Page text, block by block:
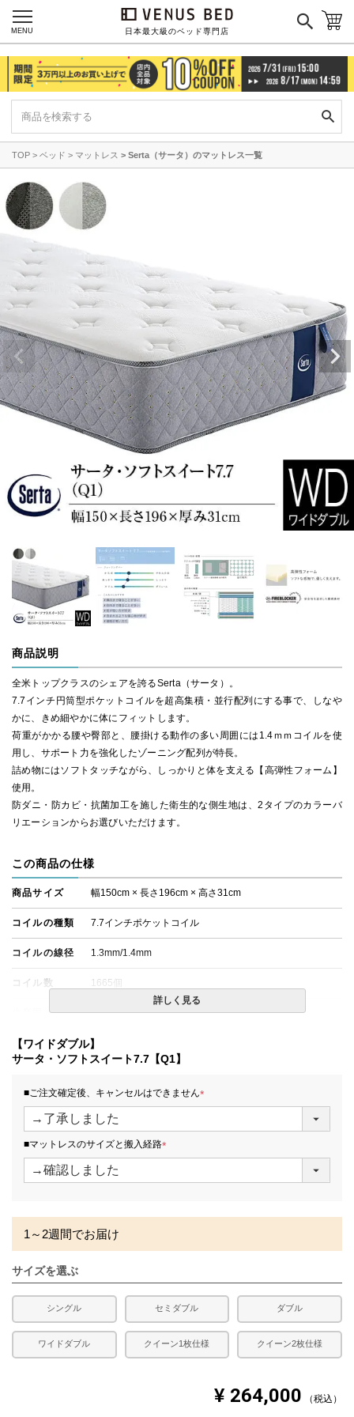
日本最大級のベッド専門店
MENU
TOP ベッド マットレス Serta（サータ）のマットレス一覧
商品説明
全米トップクラスのシェアを誇るSerta（サータ）。
7.7インチ円筒型ポケットコイルを超高集積・並行配列にする事で、しなや
かに、きめ細やかに体にフィットします。
荷重がかかる腰や臀部と、腰掛ける動作の多い周囲には1.4ｍｍコイルを使
用し、サポート力を強化したゾーニング配列が特長。
詰め物にはソフトタッチながら、しっかりと体を支える【高弾性フォーム】
使用。
防ダニ・防カビ・抗菌加工を施した衛生的な側生地は、2タイプのカラーバ
リエーションからお選びいただけます。
この商品の仕様
商品サイズ 幅150cm × 長さ196cm × 高さ31cm
コイルの種類 7.7インチポケットコイル
コイルの線径 1.3mm/1.4mm
コイル数 1665個
日本
備考
・配達日指定ＯＫ！
※一部地域にて配達日指定が出来ない場合がございます。
場合があります。
※できる限り実際の色を再現するよう心がけております
が、閲覧環境により誤差がでる場合がございますのでご了
詳しく見る
【ワイドダブル】
サータ・ソフトスイート7.7【Q1】
■ご注文確定後、キャンセルはできません
(
■マットレスのサイズと搬入経路
(
1～2週間でお届け
サイズを選ぶ
シングル セミダブル ダブル
ワイドダブル クイーン1枚仕様 クイーン2枚仕様
¥ 264,000 税込